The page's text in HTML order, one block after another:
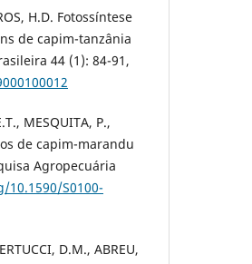
H.D. Fotossíntese
de capim-tanzânia
44 (1): 84-91,
MESQUITA, P.,
de capim-marandu
Agropecuária
S0100-
D.M., ABREU,